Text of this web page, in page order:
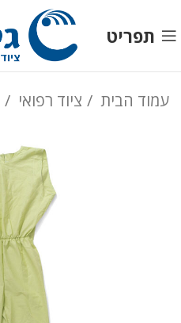
תפריט
עמוד הבית ציוד רפואי